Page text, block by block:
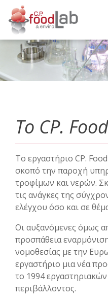
Το CP.
Το εργαστήριο CP.
σκοπό την παροχή
τροφίμων και νερών.
τις ανάγκες της
ελέγχου όσο και σε
Οι αυξανόμενες όμως
προσπάθεια
νομοθεσίας με την
εργαστήριο μια νέα
το 1994
περιβάλλοντος.